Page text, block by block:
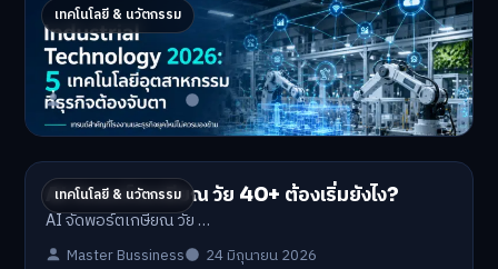
เทคโนโลยี & นวัตกรรม
Industrial 2026 : 5 เทคโนโลยีอุตสาหกรรมที่
ธุรกิจต้องจับตา
Industrial Technology …
Master Bussiness 1 กรกฎาคม 2026
เทคโนโลยี & นวัตกรรม
AI จัดพอร์ตเกษียณ วัย 40+ ต้องเริ่มยังไง?
AI จัดพอร์ตเกษียณ วัย …
Master Bussiness 24 มิถุนายน 2026